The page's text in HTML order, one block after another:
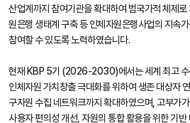
산업계까지 참여기관을 확대하여 범국가적 체제
원은행 생태계 구축 등 인체자원은행사업의 지속
참여할 수 있도록 노력하였습니다.
현재 KBP 5기 (2026-2030)에서는 세계 최고 수
인체자원 가치창출 극대화를 위하여 생존 대상자
구자원 수집 네트워크까지 확대하였으며, 고부가
사용자 편의성 개선, 자원의 통합 활용을 위한 기